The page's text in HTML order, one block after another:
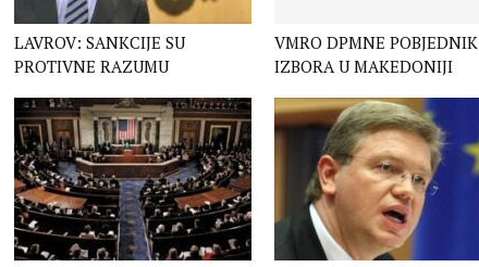
LAVROV: SANKCIJE SU
PROTIVNE RAZUMU
VMRO DPMNE POBJEDNIK
IZBORA U MAKEDONIJI